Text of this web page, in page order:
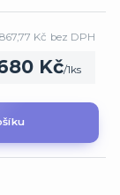
Kč/1ks
Kč bez DPH